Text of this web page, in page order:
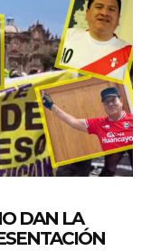
DAN LA